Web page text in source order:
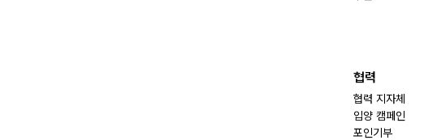
협력
협력 지자체
입양 캠페인
포인기부